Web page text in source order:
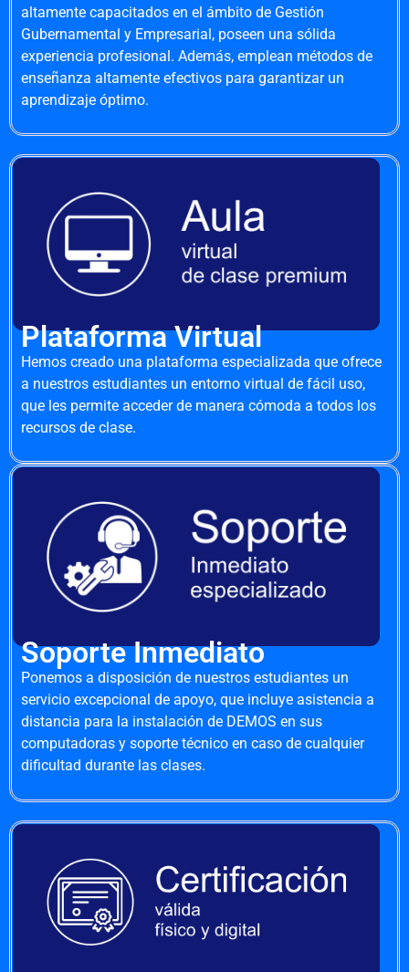
altamente capacitados en el ámbito de Gestión
Gubernamental y Empresarial, poseen una sólida
experiencia profesional. Además, emplean métodos de
enseñanza altamente efectivos para garantizar un
aprendizaje óptimo.
Plataforma Virtual
Hemos creado una plataforma especializada que ofrece
a nuestros estudiantes un entorno virtual de fácil uso,
que les permite acceder de manera cómoda a todos los
recursos de clase.
Soporte Inmediato
Ponemos a disposición de nuestros estudiantes un
servicio excepcional de apoyo, que incluye asistencia a
distancia para la instalación de DEMOS en sus
computadoras y soporte técnico en caso de cualquier
dificultad durante las clases.